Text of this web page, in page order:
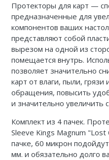
Протекторы для карт —
предназначенные для
компонентов ваших
представляют собой
вырезом на одной из
помещается внутрь.
позволяет значительно
карт от влаги, пыли,
обращения, повысить
и значительно увеличить
Комплект из 4 пачек.
Sleeve Kings Magnum
пачке, 60 микрон
мм. и обязательно долго